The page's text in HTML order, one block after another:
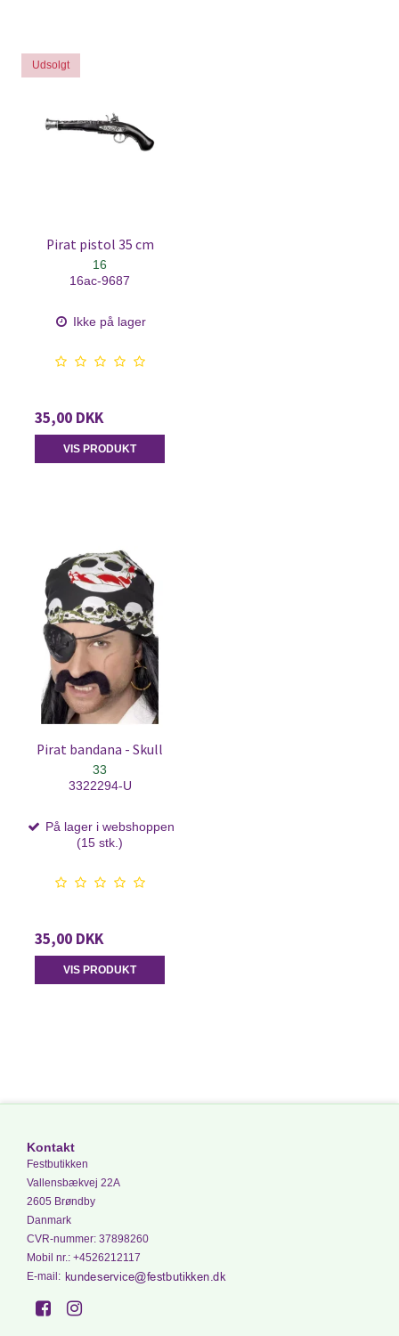
Udsolgt
Pirat pistol 35 cm
16
16ac-9687
Ikke på lager
35,00 DKK
VIS PRODUKT
Pirat bandana - Skull
33
3322294-U
På lager i webshoppen
(15 stk.)
35,00 DKK
VIS PRODUKT
Kontakt
Festbutikken
Vallensbækvej 22A
2605 Brøndby
Danmark
CVR-nummer: 37898260
Mobil nr.: +4526212117
E-mail :